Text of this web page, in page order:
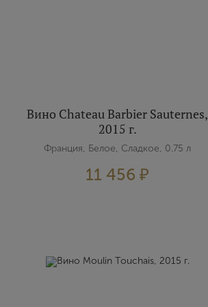
Вино Chateau Barbier Sauternes,
2015 г.
Франция, Белое, Сладкое, 0.75 л
11 456 ₽